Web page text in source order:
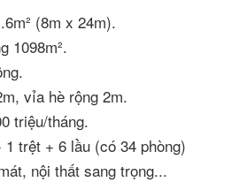
(8m x 24m).
1098m².
vỉa hè rộng 2m.
triệu/tháng.
trệt + 6 lầu (có 34 phòng)
nội thất sang trọng...